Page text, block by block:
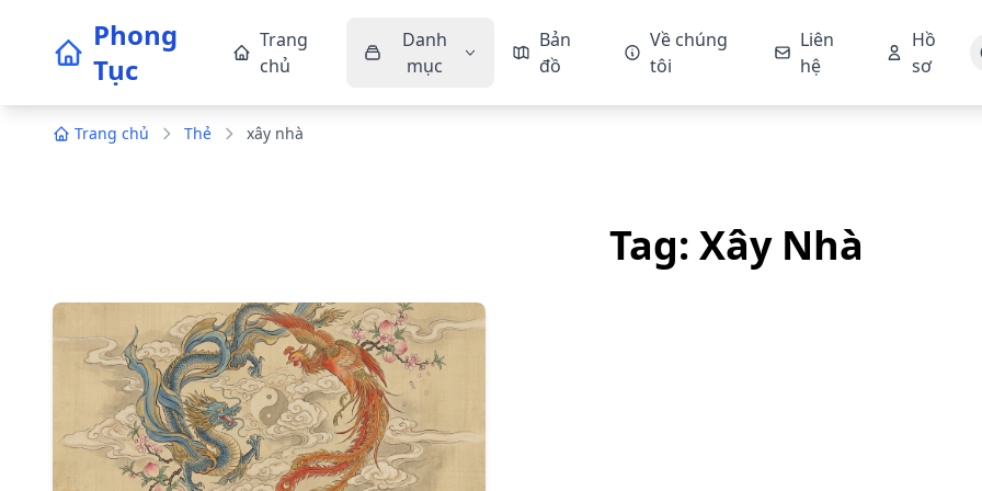
Phong
Tục
Trang
chủ
Danh
mục
Bản
đồ
Về chúng
tôi
Liên
hệ
Hồ
sơ
Trang chủ Thẻ xây nhà
Tag: Xây Nhà